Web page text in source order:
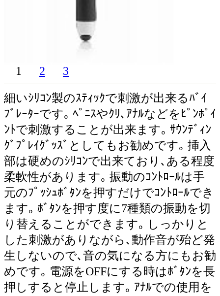
1 2 3
細いｼﾘｺﾝ製のｽﾃｨｯｸで刺激が出来るﾊﾞｲ
ﾌﾞﾚｰﾀｰです｡ ﾍﾟﾆｽやｸﾘ､ｱﾅﾙなどをﾋﾟﾝﾎﾟｲ
ﾝﾄで刺激することが出来ます｡ ｻｳﾝﾃﾞｨﾝ
ｸﾞﾌﾟﾚｲｸﾞｯｽﾞとしてもお勧めです｡ 挿入
部は硬めのｼﾘｺﾝで出来ており､ある程度
柔軟性があります｡ 振動のｺﾝﾄﾛｰﾙは手
元のﾌﾟｯｼｭﾎﾞﾀﾝを押すだけでｺﾝﾄﾛｰﾙでき
ます｡ ﾎﾞﾀﾝを押す度に7種類の振動を切
り替えることができます｡ しっかりと
した刺激がありながら､動作音が殆ど発
生しないので､音の気になる方にもお勧
めです｡ 電源をOFFにする時はﾎﾞﾀﾝを長
押しすると停止します｡ ｱﾅﾙでの使用を